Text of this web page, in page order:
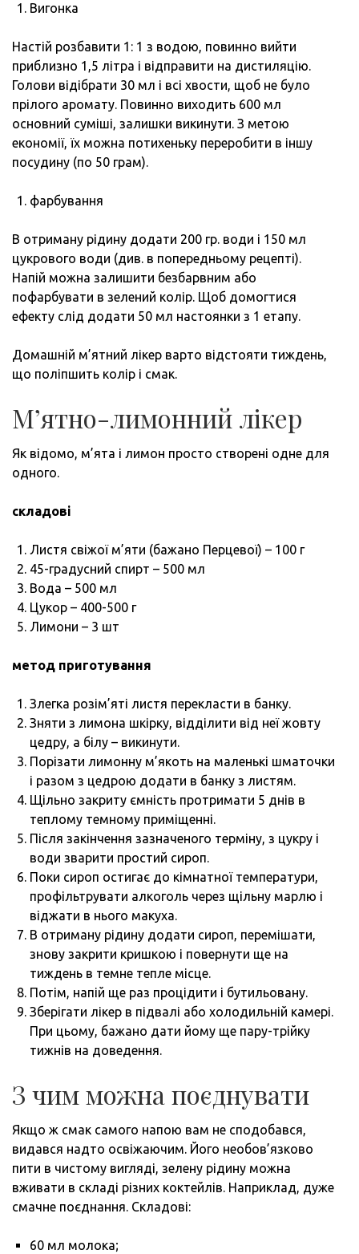
Вигонка
Настій розбавити 1: 1 з водою, повинно вийти
приблизно 1,5 літра і відправити на дистиляцію.
Голови відібрати 30 мл і всі хвости, щоб не було
прілого аромату. Повинно виходить 600 мл
основний суміші, залишки викинути. З метою
економії, їх можна потихеньку переробити в іншу
посудину (по 50 грам).
фарбування
В отриману рідину додати 200 гр. води і 150 мл
цукрового води (див. в попередньому рецепті).
Напій можна залишити безбарвним або
пофарбувати в зелений колір. Щоб домогтися
ефекту слід додати 50 мл настоянки з 1 етапу.
Домашній м’ятний лікер варто відстояти тиждень,
що поліпшить колір і смак.
М’ятно-лимонний лікер
Як відомо, м’ята і лимон просто створені одне для
одного.
складові
Листя свіжої м’яти (бажано Перцевої) – 100 г
45-градусний спирт – 500 мл
Вода – 500 мл
Цукор – 400-500 г
Лимони – 3 шт
метод приготування
Злегка розім’яті листя перекласти в банку.
Зняти з лимона шкірку, відділити від неї жовту
цедру, а білу – викинути.
Порізати лимонну м’якоть на маленькі шматочки
і разом з цедрою додати в банку з листям.
Щільно закриту ємність протримати 5 днів в
теплому темному приміщенні.
Після закінчення зазначеного терміну, з цукру і
води зварити простий сироп.
Поки сироп остигає до кімнатної температури,
профільтрувати алкоголь через щільну марлю і
віджати в нього макуха.
В отриману рідину додати сироп, перемішати,
знову закрити кришкою і повернути ще на
тиждень в темне тепле місце.
Потім, напій ще раз процідити і бутильовану.
Зберігати лікер в підвалі або холодильній камері.
При цьому, бажано дати йому ще пару-трійку
тижнів на доведення.
З чим можна поєднувати
Якщо ж смак самого напою вам не сподобався,
видався надто освіжаючим. Його необов’язково
пити в чистому вигляді, зелену рідину можна
вживати в складі різних коктейлів. Наприклад, дуже
смачне поєднання. Складові:
60 мл молока;